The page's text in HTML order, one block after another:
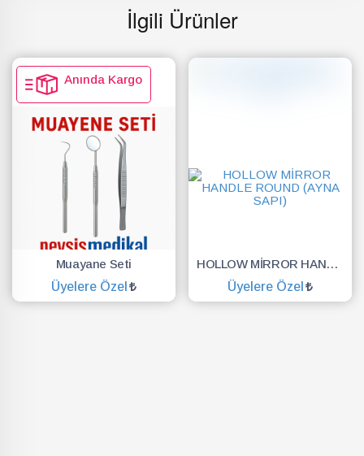
İlgili Ürünler
Anında Kargo
Muayane Seti
Üyelere Özel
HOLLOW MİRROR HANDLE ROUND (AYNA SAPI)
Üyelere Özel